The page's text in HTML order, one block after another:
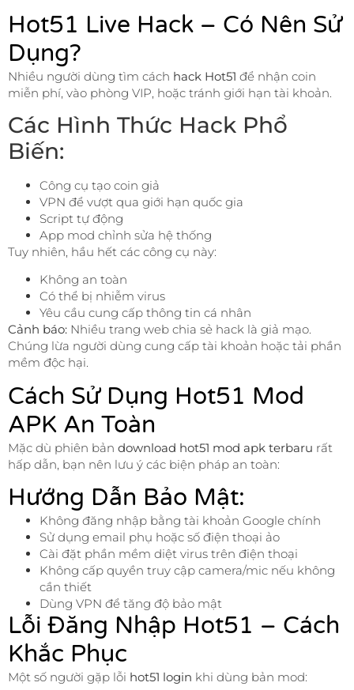
Hot51 Live Hack – Có Nên Sử
Dụng?
Nhiều người dùng tìm cách hack Hot51 để nhận coin
miễn phí, vào phòng VIP, hoặc tránh giới hạn tài khoản.
Các Hình Thức Hack Phổ
Biến:
Công cụ tạo coin giả
VPN để vượt qua giới hạn quốc gia
Script tự động
App mod chỉnh sửa hệ thống
Tuy nhiên, hầu hết các công cụ này:
Không an toàn
Có thể bị nhiễm virus
Yêu cầu cung cấp thông tin cá nhân
Cảnh báo: Nhiều trang web chia sẻ hack là giả mạo.
Chúng lừa người dùng cung cấp tài khoản hoặc tải phần
mềm độc hại.
Cách Sử Dụng Hot51 Mod
APK An Toàn
Mặc dù phiên bản download hot51 mod apk terbaru rất
hấp dẫn, bạn nên lưu ý các biện pháp an toàn:
Hướng Dẫn Bảo Mật:
Không đăng nhập bằng tài khoản Google chính
Sử dụng email phụ hoặc số điện thoại ảo
Cài đặt phần mềm diệt virus trên điện thoại
Không cấp quyền truy cập camera/mic nếu không
cần thiết
Dùng VPN để tăng độ bảo mật
Lỗi Đăng Nhập Hot51 – Cách
Khắc Phục
Một số người gặp lỗi hot51 login khi dùng bản mod: